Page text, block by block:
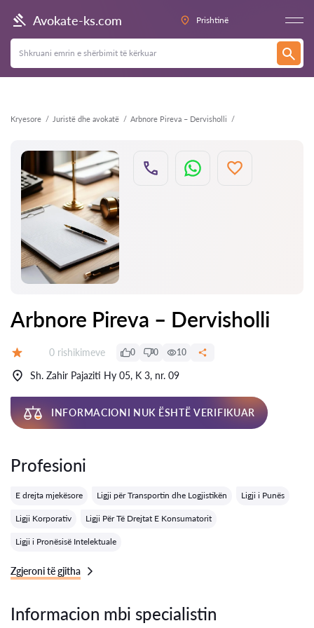
Avokate-ks.com Prishtinë
Kryesore Juristë dhe avokatë Arbnore Pireva – Dervisholli
Kthehu
Arbnore Pireva – Dervisholli
Rishikime:
0 rishikimeve 0 0 10
Sh. Zahir Pajaziti Hy 05, K 3, nr. 09
INFORMACIONI NUK ËSHTË VERIFIKUAR
Profesioni
E drejta mjekësore Ligji për Transportin dhe Logjistikën Ligji i Punës
Ligji Korporativ Ligji Për Të Drejtat E Konsumatorit
Ligji i Pronësisë Intelektuale
Zgjeroni të gjitha
Informacion mbi specialistin